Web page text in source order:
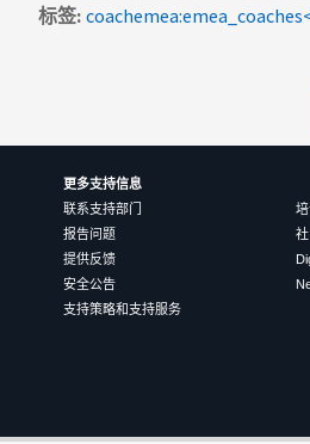
标签
更多支持信息
联系支持部门
报告问题
提供反馈
安全公告
支持策略和支持服务
培